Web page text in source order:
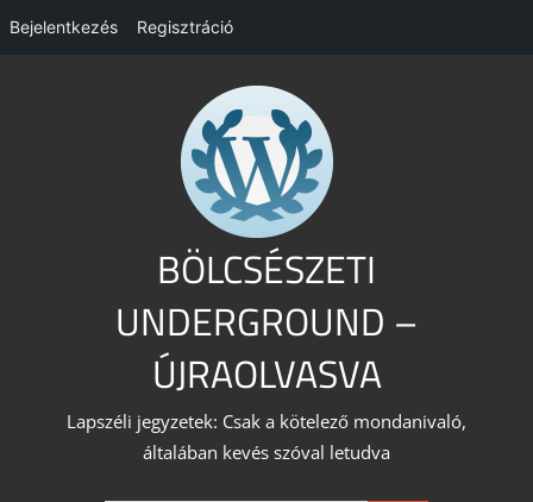
Bejelentkezés Regisztráció
BÖLCSÉSZETI
UNDERGROUND –
ÚJRAOLVASVA
Lapszéli jegyzetek: Csak a kötelező mondanivaló,
általában kevés szóval letudva